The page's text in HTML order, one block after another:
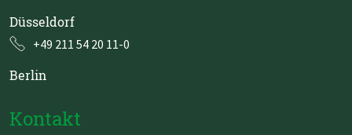
Düsseldorf
+49 211 54 20 11-0
Berlin
Kontakt